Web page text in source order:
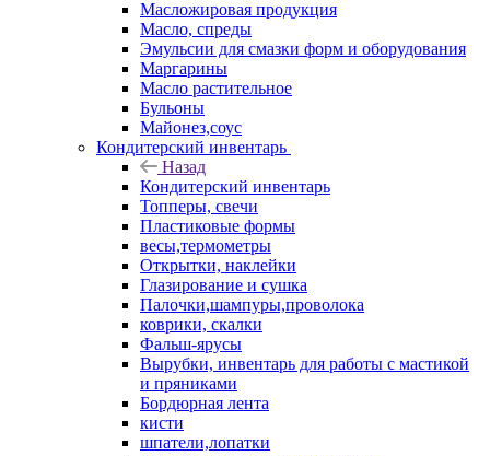
Масложировая продукция
Масло, спреды
Эмульсии для смазки форм и оборудования
Маргарины
Масло растительное
Бульоны
Майонез,соус
Кондитерский инвентарь
Назад
Кондитерский инвентарь
Топперы, свечи
Пластиковые формы
весы,термометры
Открытки, наклейки
Глазирование и сушка
Палочки,шампуры,проволока
коврики, скалки
Фальш-ярусы
Вырубки, инвентарь для работы с мастикой
и пряниками
Бордюрная лента
кисти
шпатели,лопатки